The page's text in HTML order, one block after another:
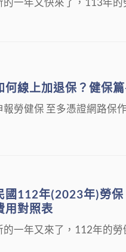
何線上加退保？健保
報勞健保 至多憑證網路保
國112年(2023年)勞
用對照表
的一年又來了，112年的勞